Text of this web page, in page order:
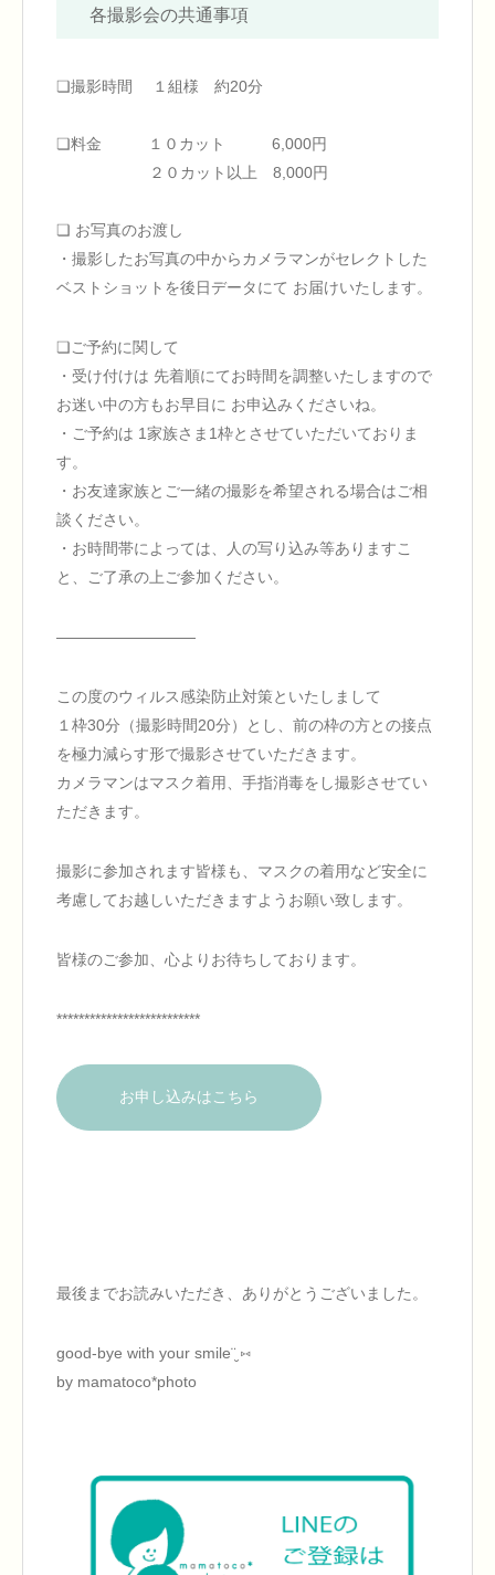
各撮影会の共通事項
❏撮影時間 １組様 約20分
❏料金 １０カット 6,000円
２０カット以上 8,000円
❏ お写真のお渡し
・撮影したお写真の中からカメラマンがセレクトした
ベストショットを後日データにて お届けいたします。
❏ご予約に関して
・受け付けは 先着順にてお時間を調整いたしますので
お迷い中の方もお早目に お申込みくださいね。
・ご予約は 1家族さま1枠とさせていただいておりま
す。
・お友達家族とご一緒の撮影を希望される場合はご相
談ください。
・お時間帯によっては、人の写り込み等ありますこ
と、ご了承の上ご参加ください。
—————————
この度のウィルス感染防止対策といたしまして
１枠30分（撮影時間20分）とし、前の枠の方との接点
を極力減らす形で撮影させていただきます。
カメラマンはマスク着用、手指消毒をし撮影させてい
ただきます。
撮影に参加されます皆様も、マスクの着用など安全に
考慮してお越しいただきますようお願い致します。
皆様のご参加、心よりお待ちしております。
**************************
お申し込みはこちら
最後までお読みいただき、ありがとうございました。
good-bye with your smile¨̮ ⑅
by mamatoco*photo